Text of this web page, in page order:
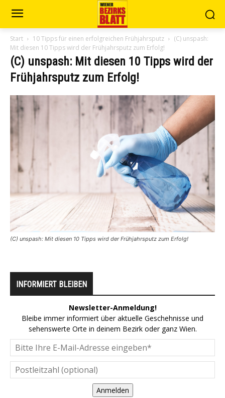
Start 10 Tipps für einen erfolgreichen Frühjahrsputz
(C) unspash:
Mit diesen 10 Tipps wird der Frühjahrsputz zum Erfolg!
(C) unspash: Mit diesen 10 Tipps wird der
Frühjahrsputz zum Erfolg!
(C) unspash: Mit diesen 10 Tipps wird der Frühjahrsputz zum Erfolg!
INFORMIERT BLEIBEN
Newsletter-Anmeldung!
Bleibe immer informiert über aktuelle Geschehnisse und
sehenswerte Orte in deinem Bezirk oder ganz Wien.
Anmelden